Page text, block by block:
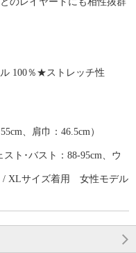
100％★ストレッチ性
、肩巾：46.5cm）
ト･バスト：88-95cm、ウ
/ XLサイズ着用 女性モデル